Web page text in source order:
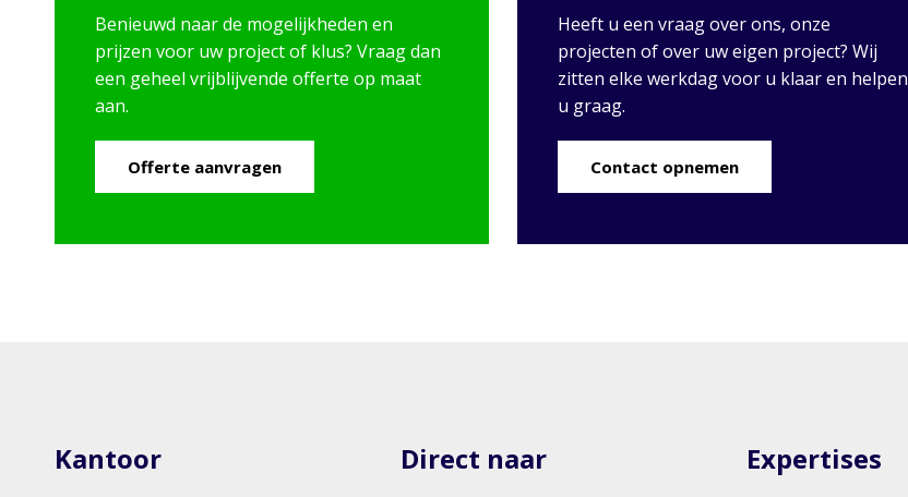
Benieuwd naar de mogelijkheden en
prijzen voor uw project of klus? Vraag dan
een geheel vrijblijvende offerte op maat
aan.
Offerte aanvragen
Heeft u een vraag over ons, onze
projecten of over uw eigen project? Wij
zitten elke werkdag voor u klaar en helpen
u graag.
Contact opnemen
Kantoor Direct naar Expertises